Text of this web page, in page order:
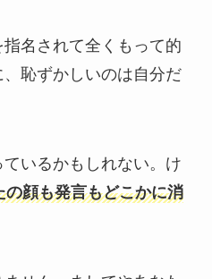
名されて全くもって的
恥ずかしいのは自分だ
いるかもしれない。け
顔も発言もどこかに消